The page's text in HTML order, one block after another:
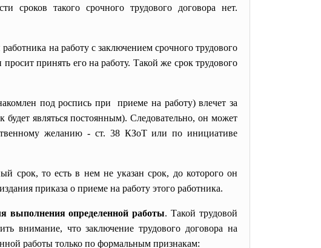
сроков такого срочного трудового договора нет.
на работу с заключением срочного трудового
принять его на работу. Такой же срок трудового
под роспись при приеме на работу) влечет за
являться постоянным). Следовательно, он может
желанию - ст. 38 КЗоТили по инициативе
срок, то есть в нем не указан срок, до которого он
приказа о приеме на работу этого работника.
выполнения определенной работы. Такой трудовой
внимание, что заключение трудового договора на
работы только по формальным признакам: